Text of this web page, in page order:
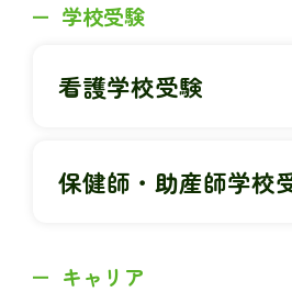
学校受験
看護学校受験
保健師・助産師学校
キャリア